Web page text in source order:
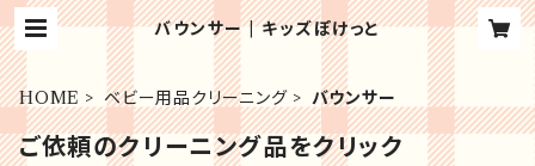
バウンサー | キッズぽけっと
HOME ベビー用品クリーニング バウンサー
ご依頼のクリーニング品をクリック